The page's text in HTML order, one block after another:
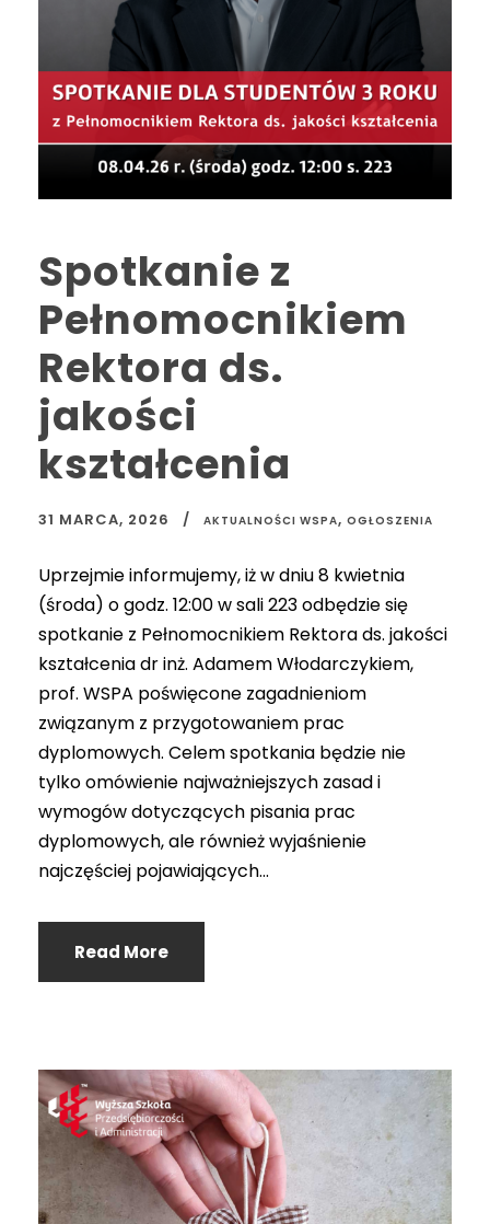
Spotkanie z
Pełnomocnikiem
Rektora ds.
jakości
kształcenia
31 MARCA, 2026 AKTUALNOŚCI WSPA, OGŁOSZENIA
Uprzejmie informujemy, iż w dniu 8 kwietnia
(środa) o godz. 12:00 w sali 223 odbędzie się
spotkanie z Pełnomocnikiem Rektora ds. jakości
kształcenia dr inż. Adamem Włodarczykiem,
prof. WSPA poświęcone zagadnieniom
związanym z przygotowaniem prac
dyplomowych. Celem spotkania będzie nie
tylko omówienie najważniejszych zasad i
wymogów dotyczących pisania prac
dyplomowych, ale również wyjaśnienie
najczęściej pojawiających...
Read More